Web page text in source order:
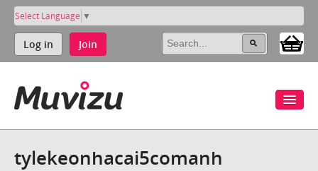
Select Language ▼
Log in Join
tylekeonhacai5comanh